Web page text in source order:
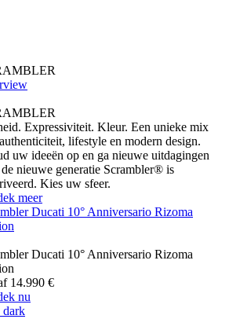
Expressiviteit. Kleur. Een unieke mix
lifestyle en modern design.
uw ideeën op en ga nieuwe uitdagingen
de nieuwe generatie Scrambler® is
Kies uw sfeer.
meer
Ducati 10° Anniversario Rizoma
Ducati 10° Anniversario Rizoma
14.990 €
nu
dark